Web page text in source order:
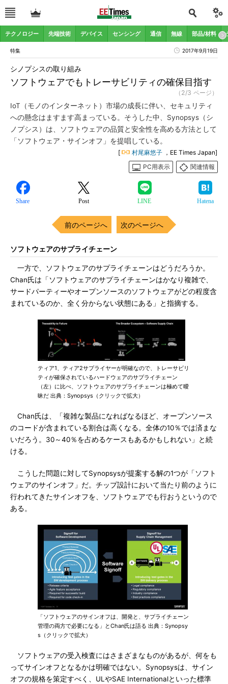
テクノロジー 先端技術 デバイス センシング 通信 無線 部品/材料
特集 2017年9月19日
ソフトウェアでもトレーサビリティの確保目指す
シノプシスの取り組み
（2/3 ページ）
IoT（モノのインターネット）市場の成長に伴い、セキュリティ
への懸念はますます高まっている。そうした中、Synopsys（シ
ノプシス）は、ソフトウェアの品質と安全性を高める方法として
「ソフトウェア・サインオフ」を提唱している。
[ 村尾麻悠子 ，EE Times Japan]
PC用表示
関連情報
Share Post LINE Hatena
前のページへ 次のページへ
ソフトウェアのサプライチェーン
一方で、ソフトウェアのサプライチェーンはどうだろうか。
Chan氏は「ソフトウェアのサプライチェーンはかなり複雑で、
サードパーティーやオープンソースのソフトウェアがどの程度含
まれているのか、全く分からない状態にある」と指摘する。
ティア1、ティア2サプライヤーが明確なので、トレーサビリ
ティが確保されているハードウェアのサプライチェーン
（左）に比べ、ソフトウェアのサプライチェーンは極めて曖
昧だ 出典：Synopsys（クリックで拡大）
Chan氏は、「複雑な製品になればなるほど、オープンソース
のコードが含まれている割合は高くなる。全体の10％では済まな
いだろう。30～40％を占めるケースもあるかもしれない」と続
ける。
こうした問題に対してSynopsysが提案する解の1つが「ソフト
ウェアのサインオフ」だ。チップ設計において当たり前のように
行われてきたサインオフを、ソフトウェアでも行おうというので
ある。
「ソフトウェアのサインオフは、開発と、サプライチェーン
管理の両方で必要になる」とChan氏は語る 出典：Synopsy
s（クリックで拡大）
ソフトウェアの受入検査にはさまざまなものがあるが、何をも
ってサインオフとなるかは明確ではない。Synopsysは、サイン
オフの規格を策定すべく、ULやSAE Internationalといった標準